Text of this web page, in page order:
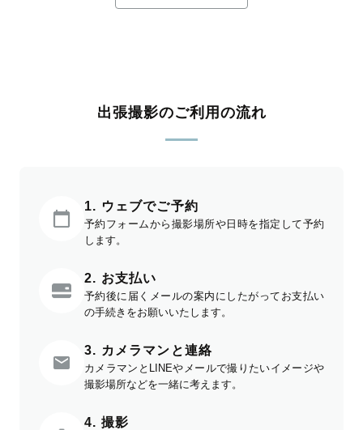
出張撮影のご利用の流れ
1. ウェブでご予約
予約フォームから撮影場所や日時を指定して予約
します。
2. お支払い
予約後に届くメールの案内にしたがってお支払い
の手続きをお願いいたします。
3. カメラマンと連絡
カメラマンとLINEやメールで撮りたいイメージや
撮影場所などを一緒に考えます。
4. 撮影